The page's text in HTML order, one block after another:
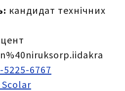
кандидат технічних
5225-6767